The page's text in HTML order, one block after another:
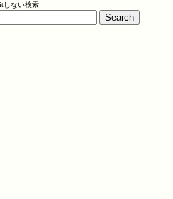
しない検索